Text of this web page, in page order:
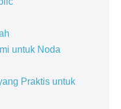
untuk Noda
Praktis untuk